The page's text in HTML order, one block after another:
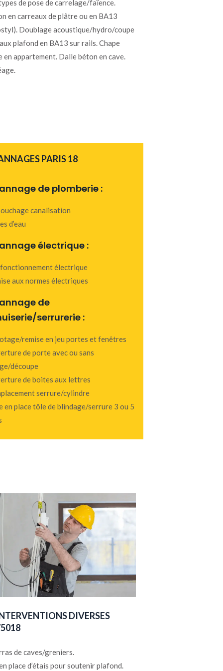
de pose de carrelage/faïence.
en carreaux de plâtre ou en BA13
Doublage acoustique/hydro/coupe
plafond en BA13 sur rails. Chape
en appartement. Dalle béton en cave.
PARIS 18
de plomberie :
canalisation
d’eau
électrique :
électrique
aux normes électriques
de
serrurerie :
remise en jeu portes et fenêtres
de porte avec ou sans
découpe
de boites aux lettres
serrure/cylindre
en place tôle de blindage/serrure 3 ou 5
DIVERSES
de caves/greniers.
place d’étais pour soutenir plafond.